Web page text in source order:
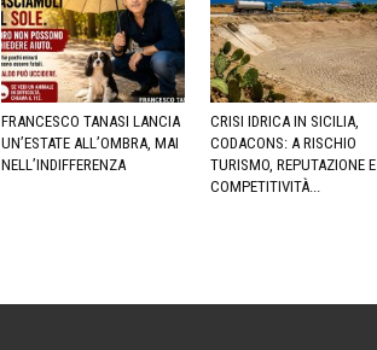
FRANCESCO TANASI LANCIA
UN’ESTATE ALL’OMBRA, MAI
NELL’INDIFFERENZA
CRISI IDRICA IN SICILIA,
CODACONS: A RISCHIO
TURISMO, REPUTAZIONE E
COMPETITIVITÀ...